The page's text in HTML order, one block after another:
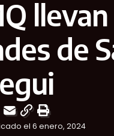
de
el 6 enero, 2024